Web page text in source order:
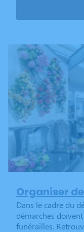
Organiser
Dans le cadre du
démarches
funérailles.